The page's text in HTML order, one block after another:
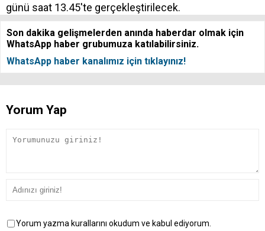
günü saat 13.45'te gerçekleştirilecek.
Son dakika gelişmelerden anında haberdar olmak için
WhatsApp haber grubumuza katılabilirsiniz.
WhatsApp haber kanalımız için tıklayınız!
Yorum Yap
Yorum yazma kurallarını okudum ve kabul ediyorum.